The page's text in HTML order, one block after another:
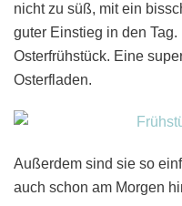
nicht zu süß, mit ein
guter Einstieg in den
Osterfrühstück. Eine
Osterfladen.
Außerdem sind sie so
auch schon am Morgen